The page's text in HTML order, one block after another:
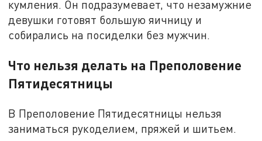
кумления. Он подразумевает, что незамужние
девушки готовят большую яичницу и
собирались на посиделки без мужчин.
Что нельзя делать на Преполовение
Пятидесятницы
В Преполовение Пятидесятницы нельзя
заниматься рукоделием, пряжей и шитьем.